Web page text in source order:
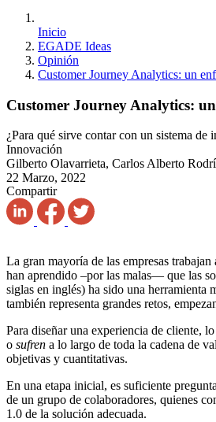
Inicio
EGADE Ideas
Opinión
Customer Journey Analytics: un
Customer Journey Analytics:
¿Para qué sirve contar con un sistema de
Innovación
Gilberto Olavarrieta, Carlos Alberto
22 Marzo, 2022
Compartir
La gran mayoría de las empresas
han aprendido –por las malas— que las
siglas en inglés) ha sido una
también representa grandes retos,
Para diseñar una experiencia de cliente,
o sufren a lo largo de toda la cadena de
objetivas y cuantitativas.
En una etapa inicial, es suficiente
de un grupo de colaboradores, quienes
1.0 de la solución adecuada.